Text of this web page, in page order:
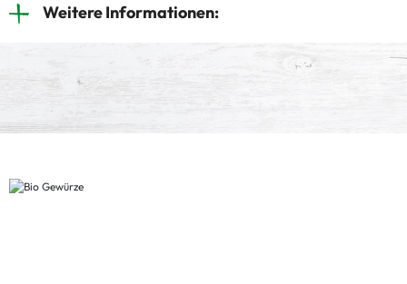
Weitere Informationen: